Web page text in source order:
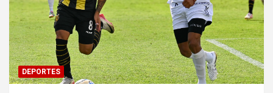
DEPORTES